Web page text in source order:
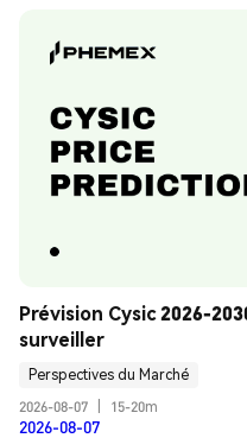
Prévision Cysic 2026-
surveiller
Perspectives du Marché
2026-08-07
15-20m
2026-08-07